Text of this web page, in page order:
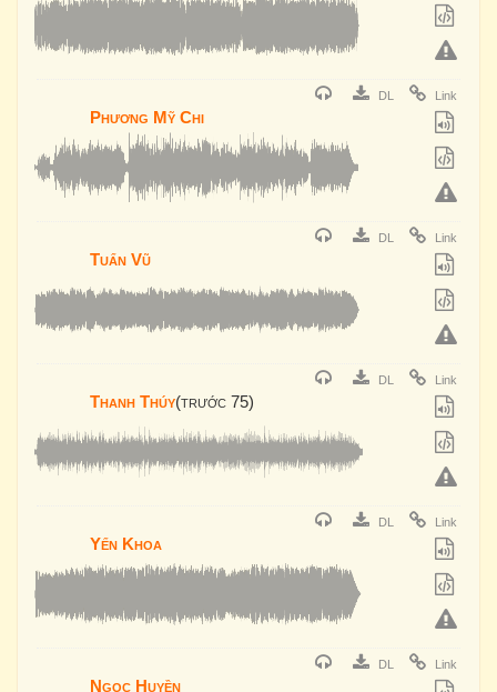
DL Link
Phương Mỹ Chi
DL Link
Tuấn Vũ
DL Link
Thanh Thúy(trước 75)
DL Link
Yến Khoa
DL Link
Ngọc Huyền